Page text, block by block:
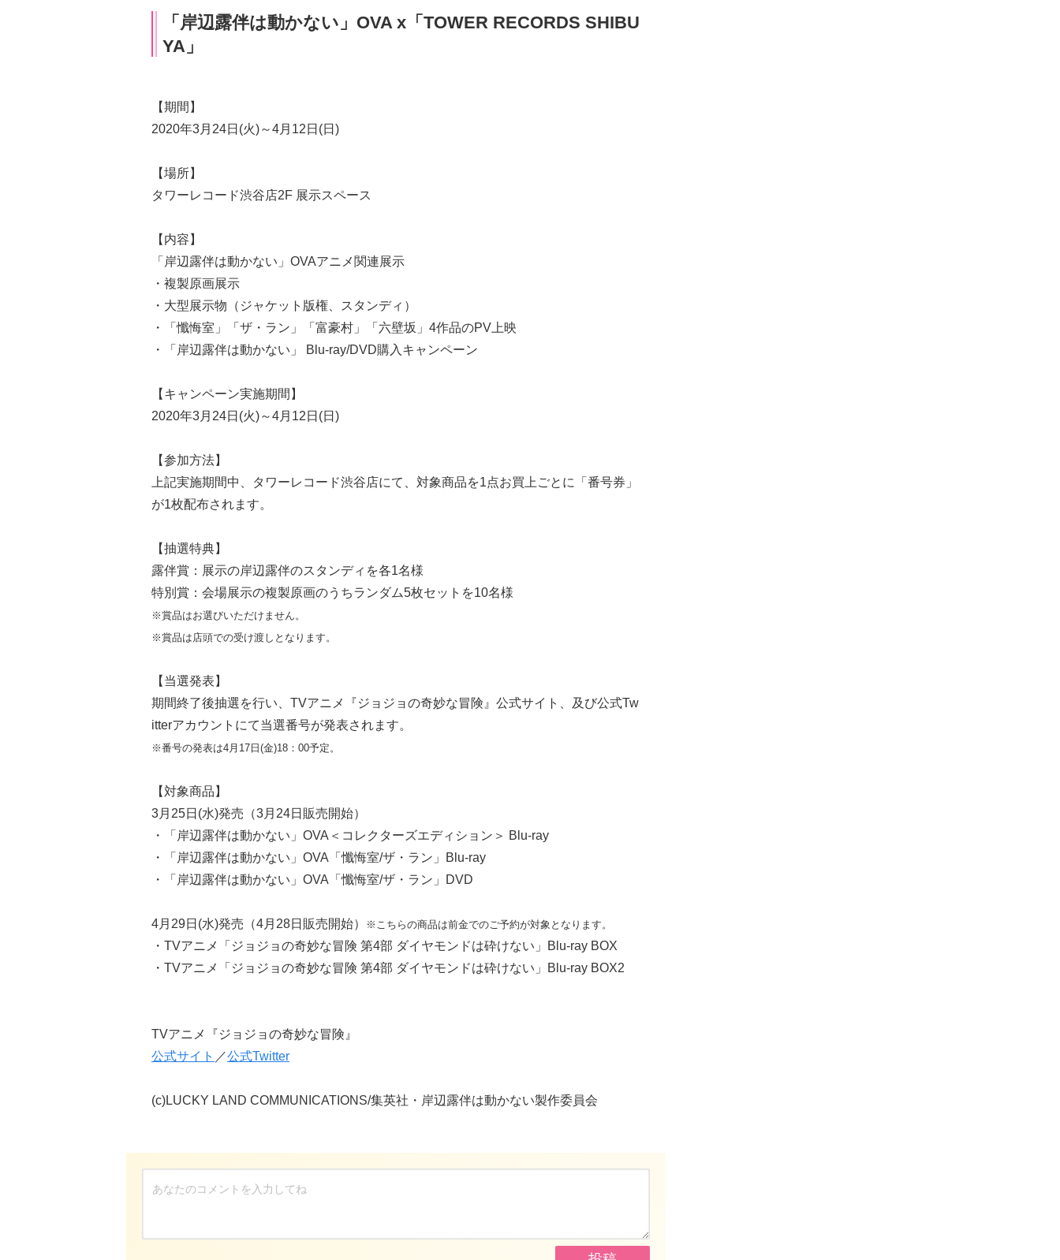
「岸辺露伴は動かない」OVA x「TOWER RECORDS SHIBU
YA」
【期間】
2020年3月24日(火)～4月12日(日)
【場所】
タワーレコード渋谷店2F 展示スペース
【内容】
「岸辺露伴は動かない」OVAアニメ関連展示
・複製原画展示
・大型展示物（ジャケット版権、スタンディ）
・「懺悔室」「ザ・ラン」「富豪村」「六壁坂」4作品のPV上映
・「岸辺露伴は動かない」 Blu-ray/DVD購入キャンペーン
【キャンペーン実施期間】
2020年3月24日(火)～4月12日(日)
【参加方法】
上記実施期間中、タワーレコード渋谷店にて、対象商品を1点お買上ごとに「番号券」
が1枚配布されます。
【抽選特典】
露伴賞：展示の岸辺露伴のスタンディを各1名様
特別賞：会場展示の複製原画のうちランダム5枚セットを10名様
※賞品はお選びいただけません。
※賞品は店頭での受け渡しとなります。
【当選発表】
期間終了後抽選を行い、TVアニメ『ジョジョの奇妙な冒険』公式サイト、及び公式Tw
itterアカウントにて当選番号が発表されます。
※番号の発表は4月17日(金)18：00予定。
【対象商品】
3月25日(水)発売（3月24日販売開始）
・「岸辺露伴は動かない」OVA＜コレクターズエディション＞ Blu-ray
・「岸辺露伴は動かない」OVA「懺悔室/ザ・ラン」Blu-ray
・「岸辺露伴は動かない」OVA「懺悔室/ザ・ラン」DVD
4月29日(水)発売（4月28日販売開始） ※こちらの商品は前金でのご予約が対象となります。
・TVアニメ「ジョジョの奇妙な冒険 第4部 ダイヤモンドは砕けない」Blu-ray BOX
・TVアニメ「ジョジョの奇妙な冒険 第4部 ダイヤモンドは砕けない」Blu-ray BOX2
TVアニメ『ジョジョの奇妙な冒険』
公式サイト ／公式Twitter
(c)LUCKY LAND COMMUNICATIONS/集英社・岸辺露伴は動かない製作委員会